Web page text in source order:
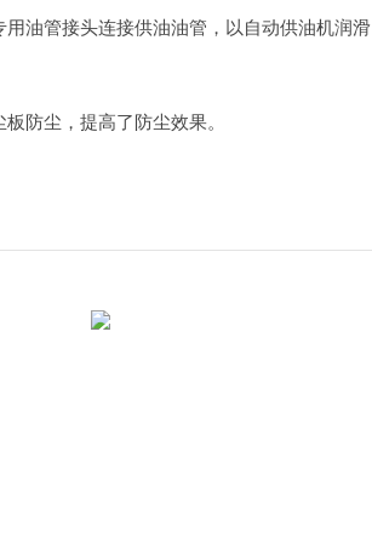
油管接头连接供油油管，以自动供油机润
防尘，提高了防尘效果。